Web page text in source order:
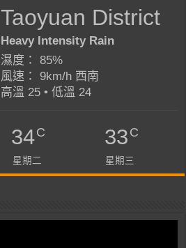
Taoyuan District
Heavy Intensity Rain
濕度： 85%
風速： 9km/h 西南
高溫 25 • 低溫 24
34C
星期二
33C
星期三